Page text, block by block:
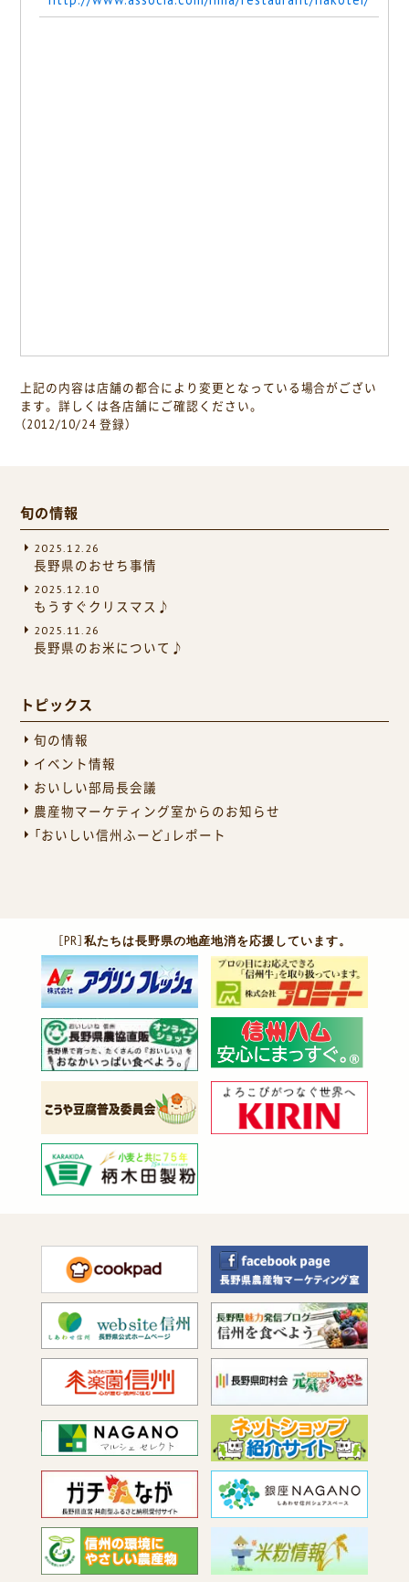
上記の内容は店舗の都合により変更となっている場合がござい
ます。詳しくは各店舗にご確認ください。
（2012/10/24 登録）
旬の情報
2025.12.26
長野県のおせち事情
2025.12.10
もうすぐクリスマス♪
2025.11.26
長野県のお米について♪
トピックス
旬の情報
イベント情報
おいしい部局長会議
農産物マーケティング室からのお知らせ
「おいしい信州ふーど」レポート
［PR］私たちは長野県の地産地消を応援しています。